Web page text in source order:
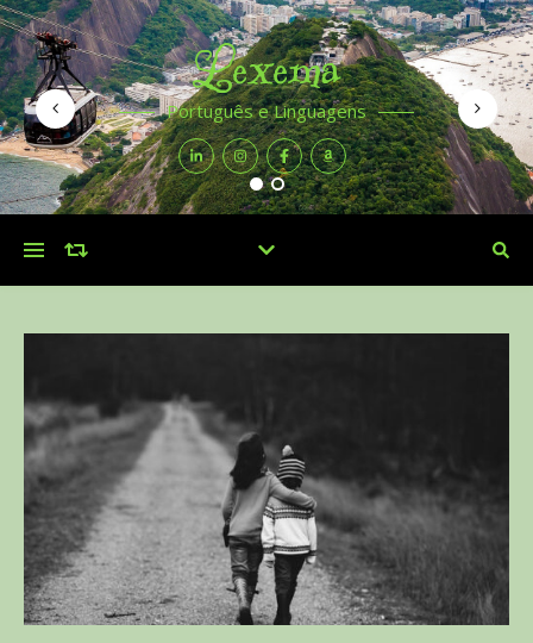
Lexema
Português e Linguagens